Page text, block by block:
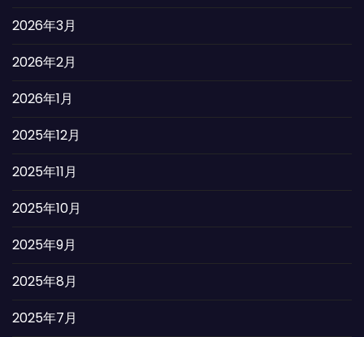
2026年3月
2026年2月
2026年1月
2025年12月
2025年11月
2025年10月
2025年9月
2025年8月
2025年7月